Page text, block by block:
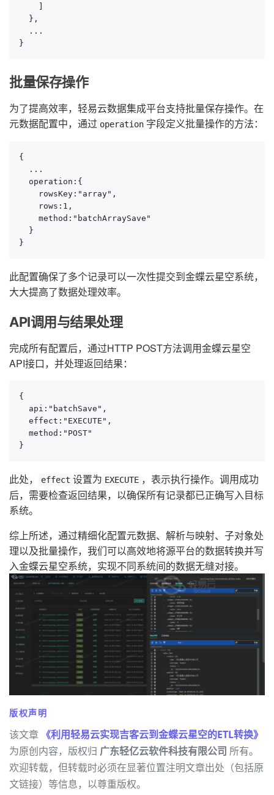
  },
  ...
}
批量保存操作
为了提高效率，轻易云数据集成平台支持批量保存操作。在
元数据配置中，通过 operation 字段定义批量操作的方法：
{
  ...
  operation:{
    rowsKey:"array",
    rows:1,
    method:"batchArraySave"
  }
}
此配置确保了多个记录可以一次性提交到金蝶云星空系统，
大大提高了数据处理效率。
API调用与结果处理
完成所有配置后，通过HTTP POST方法调用金蝶云星空
API接口，并处理返回结果：
{
  api:"batchSave",
  effect:"EXECUTE",
  method:"POST"
}
此处， effect 设置为 EXECUTE ，表示执行操作。调用成功
后，需要检查返回结果，以确保所有记录都已正确写入目标
系统。
综上所述，通过精细化配置元数据、解析与映射、子对象处
理以及批量操作，我们可以高效地将源平台的数据转换并写
入金蝶云星空系统，实现不同系统间的数据无缝对接。
版权声明
该文章 《利用轻易云实现吉客云到金蝶云星空的ETL转换》
为原创内容，版权归 广东轻亿云软件科技有限公司 所有。
欢迎转载，但转载时必须在显著位置注明文章出处（包括原
文链接）等信息，以尊重版权。